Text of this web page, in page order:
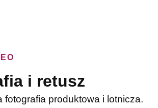
i retusz
fotografia produktowa i lotnicza.